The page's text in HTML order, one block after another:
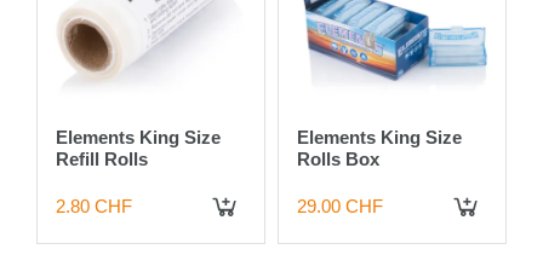
Elements King Size
Refill Rolls
2.80 CHF
Elements King Size
Rolls Box
29.00 CHF